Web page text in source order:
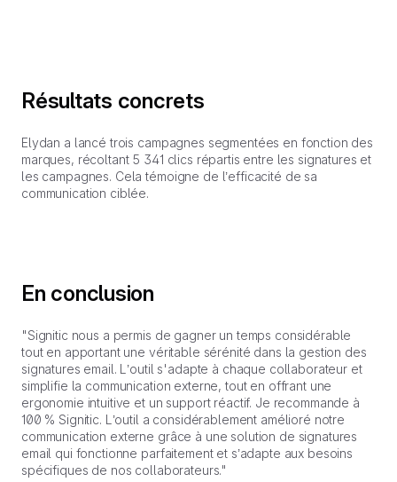
Résultats concrets
Elydan a lancé trois campagnes segmentées en fonction des
marques, récoltant 5 341 clics répartis entre les signatures et
les campagnes. Cela témoigne de l’efficacité de sa
communication ciblée.
En conclusion
"Signitic nous a permis de gagner un temps considérable
tout en apportant une véritable sérénité dans la gestion des
signatures email. L’outil s'adapte à chaque collaborateur et
simplifie la communication externe, tout en offrant une
ergonomie intuitive et un support réactif. Je recommande à
100 % Signitic. L’outil a considérablement amélioré notre
communication externe grâce à une solution de signatures
email qui fonctionne parfaitement et s’adapte aux besoins
spécifiques de nos collaborateurs."